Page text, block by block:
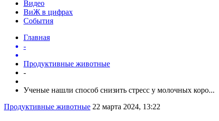
Видео
ВиЖ в цифрах
События
Главная
-
Продуктивные животные
-
Ученые нашли способ снизить стресс у молочных коро...
Продуктивные животные 22 марта 2024, 13:22